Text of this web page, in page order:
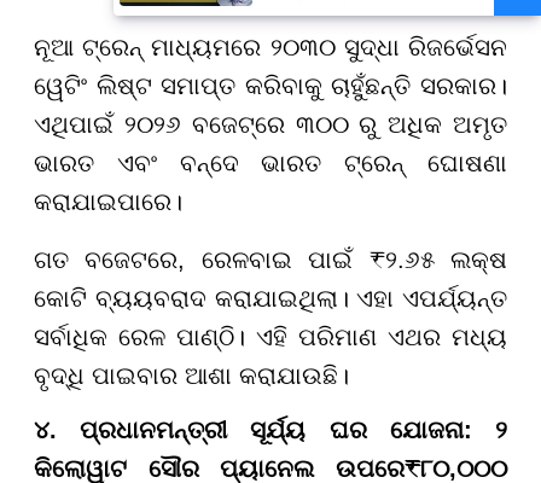
ନୂଆ ଟ୍ରେନ୍ ମାଧ୍ୟମରେ ୨୦୩୦ ସୁଦ୍ଧା ରିଜର୍ଭେସନ
ୱେଟିଂ ଲିଷ୍ଟ ସମାପ୍ତ କରିବାକୁ ଚାହୁଁଛନ୍ତି ସରକାର।
ଏଥିପାଇଁ ୨୦୨୬ ବଜେଟ୍ରେ ୩୦୦ ରୁ ଅଧିକ ଅମୃତ
ଭାରତ ଏବଂ ବନ୍ଦେ ଭାରତ ଟ୍ରେନ୍ ଘୋଷଣା
କରାଯାଇପାରେ।
ଗତ ବଜେଟରେ, ରେଳବାଇ ପାଇଁ ₹୨.୬୫ ଲକ୍ଷ
କୋଟି ବ୍ୟୟବରାଦ କରାଯାଇଥିଲା। ଏହା ଏପର୍ଯ୍ୟନ୍ତ
ସର୍ବାଧିକ ରେଳ ପାଣ୍ଠି। ଏହି ପରିମାଣ ଏଥର ମଧ୍ୟ
ବୃଦ୍ଧି ପାଇବାର ଆଶା କରାଯାଉଛି।
୪. ପ୍ରଧାନମନ୍ତ୍ରୀ ସୂର୍ଯ୍ୟ ଘର ଯୋଜନା: ୨
କିଲୋୱାଟ ସୌର ପ୍ୟାନେଲ ଉପରେ₹୮୦,୦୦୦